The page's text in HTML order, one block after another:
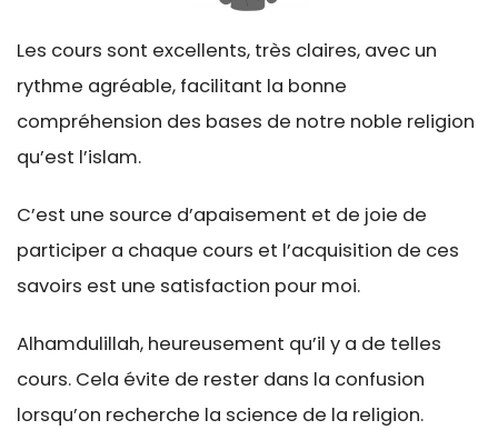
Les cours sont excellents, très claires, avec un
rythme agréable, facilitant la bonne
compréhension des bases de notre noble religion
qu’est l’islam.
C’est une source d’apaisement et de joie de
participer a chaque cours et l’acquisition de ces
savoirs est une satisfaction pour moi.
Alhamdulillah, heureusement qu’il y a de telles
cours. Cela évite de rester dans la confusion
lorsqu’on recherche la science de la religion.